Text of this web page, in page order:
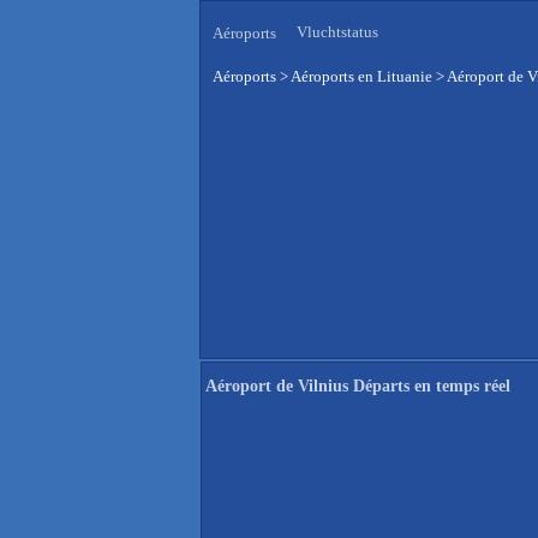
Aéroports Vluchtstatus
Aéroports >Aéroports en Lituanie >Aéroport de
Aéroport de Vilnius Départs en temps réel